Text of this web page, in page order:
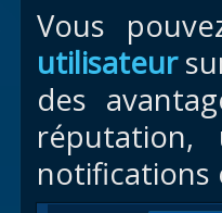
Vous
utilisateur
des
notifications